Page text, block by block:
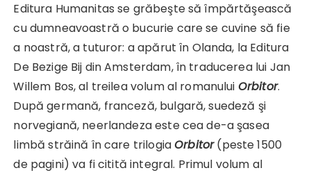
Editura Humanitas se grăbeşte să împărtăşească
cu dumneavoastră o bucurie care se cuvine să fie
a noastră, a tuturor: a apărut în Olanda, la Editura
De Bezige Bij din Amsterdam, în traducerea lui Jan
Willem Bos, al treilea volum al romanului Orbitor.
După germană, franceză, bulgară, suedeză şi
norvegiană, neerlandeza este cea de-a şasea
limbă străină în care trilogiaOrbitor(peste 1500
de pagini) va fi citită integral. Primul volum al